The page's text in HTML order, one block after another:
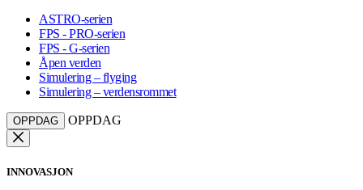
ASTRO-serien
FPS - PRO-serien
FPS - G-serien
Åpen verden
Simulering – flyging
Simulering – verdensrommet
OPPDAG OPPDAG
INNOVASJON